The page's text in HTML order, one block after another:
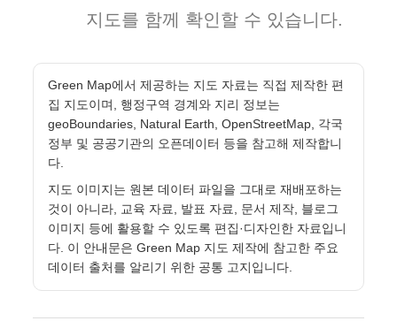
지도를 함께 확인할 수 있습니다.
Green Map에서 제공하는 지도 자료는 직접 제작한 편
집 지도이며, 행정구역 경계와 지리 정보는
geoBoundaries, Natural Earth, OpenStreetMap, 각국
정부 및 공공기관의 오픈데이터 등을 참고해 제작합니
다.
지도 이미지는 원본 데이터 파일을 그대로 재배포하는
것이 아니라, 교육 자료, 발표 자료, 문서 제작, 블로그
이미지 등에 활용할 수 있도록 편집·디자인한 자료입니
다. 이 안내문은 Green Map 지도 제작에 참고한 주요
데이터 출처를 알리기 위한 공통 고지입니다.